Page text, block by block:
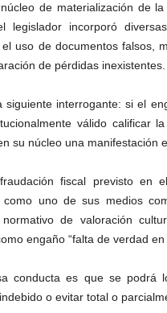
de materialización de
legislador incorporó
uso de documentos falsos,
de pérdidas inexistentes.
siguiente interrogante: si el
válido calificar
su núcleo una manifestación
fiscal previsto en
como uno de sus medios
de valoración
engaño “falta de verdad en
conducta es que se podrá
o evitar total o